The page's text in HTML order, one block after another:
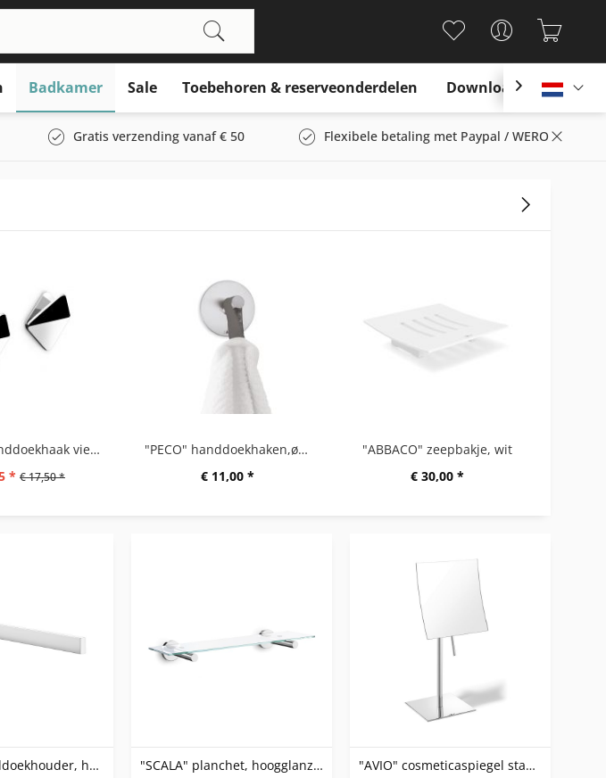
Badkamer Sale Toebehoren & reserveonderdelen Download
Gratis verzending vanaf € 50 Flexibele betaling met Paypal / WERO
"OLFO" handdoekhaak vierkant set/2, hoogglanzend
* € 17,50 *
"PECO" handdoekhaken,ø 5,5 cm
€ 11,00 *
"ABBACO" zeepbakje, wit
€ 30,00 *
"LINEA" handdoekhouder, hoogglanzend "SCALA" planchet, hoogglanzend "AVIO" cosmeticaspiegel staand hoogglanzend